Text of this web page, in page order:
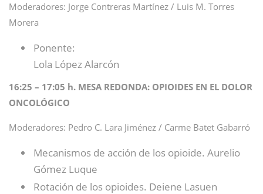
Moderadores: Jorge Contreras Martínez / Luis M. Torres
Morera
Ponente:
Lola López Alarcón
16:25 – 17:05 h. MESA REDONDA: OPIOIDES EN EL DOLOR
ONCOLÓGICO
Moderadores: Pedro C. Lara Jiménez / Carme Batet Gabarró
Mecanismos de acción de los opioide. Aurelio
Gómez Luque
Rotación de los opioides. Deiene Lasuen